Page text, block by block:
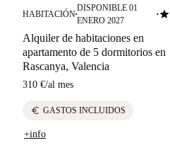
HABITACIÓN■
DISPONIBLE 01
ENERO 2027
■star
Alquiler de habitaciones en
apartamento de 5 dormitorios en
Rascanya, Valencia
310 €/al mes
euro GASTOS INCLUIDOS
+info